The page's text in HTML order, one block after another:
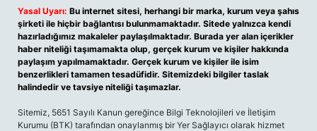
Yasal Uyarı: Bu internet sitesi, herhangi bir marka, kurum veya şahıs
şirketi ile hiçbir bağlantısı bulunmamaktadır. Sitede yalnızca kendi
hazırladığımız makaleler paylaşılmaktadır. Burada yer alan içerikler
haber niteliği taşımamakta olup, gerçek kurum ve kişiler hakkında
paylaşım yapılmamaktadır. Gerçek kurum ve kişiler ile isim
benzerlikleri tamamen tesadüfidir. Sitemizdeki bilgiler taslak
halindedir ve tavsiye niteliği taşımazlar.
Sitemiz, 5651 Sayılı Kanun gereğince Bilgi Teknolojileri ve İletişim
Kurumu (BTK) tarafından onaylanmış bir Yer Sağlayıcı olarak hizmet